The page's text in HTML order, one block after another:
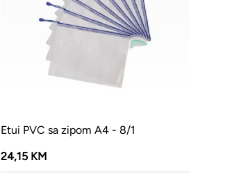
Etui PVC sa zipom A4 - 8/1
24,15 KM